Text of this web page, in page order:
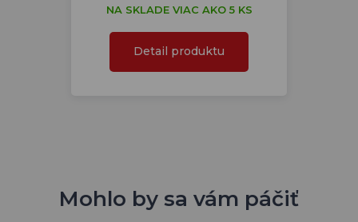
NA SKLADE VIAC AKO 5 KS
Detail produktu
Mohlo by sa vám páčiť